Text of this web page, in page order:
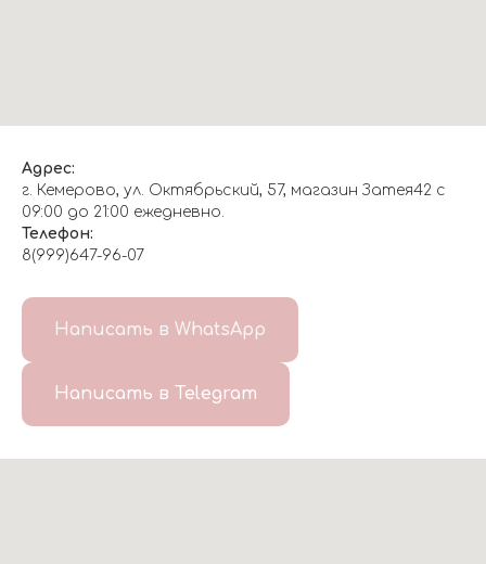
Адрес:
г. Кемерово, ул. Октябрьский, 57, магазин Затея42 с
09:00 до 21:00 ежедневно.
Телефон:
8(999)647-96-07
Написать в WhatsApp
Написать в Telegram